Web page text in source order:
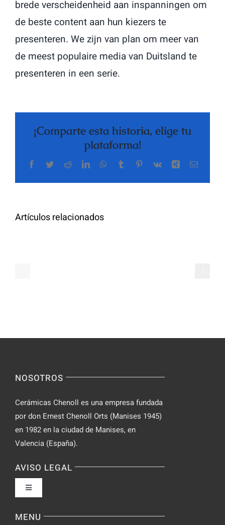
brede verscheidenheid aan inspanningen om
de beste content aan hun kiezers te
presenteren. We zijn van plan om meer van
de meest populaire media van Duitsland te
presenteren in een serie.
¡Comparte esta historia, elige tu
plataforma!
Facebook
TwitterRedditLinkedInWhatsApp
TumblrPinterest
Vk Xing Correo
Artículos relacionados
NOSOTROS
Cerámicas Chenoll es una empresa fundada
por don Ernest Chenoll Orts (Manises 1945)
en 1982 en la ciudad de Manises, en
Valencia (España).
AVISO LEGAL
Toggle
Política de privacidad
MENU